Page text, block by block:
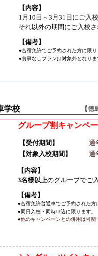
【内容】
1月10日～3月31日にご入
それ以外の期間にご入校
【備考】
●合宿免許でご予約された方に限
●食事なしプランは対象外となりま
学校 【
グループ割キャンペ
【受付期間】
通
【対象入校期間】
通
【内容】
3名様以上のグループでご
【備考】
●合宿免許普通車でご予約された方
●同日入校・同時申込に限ります。
●他のキャンペーンとの併用は可能